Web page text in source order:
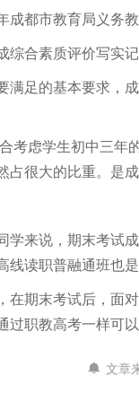
都市教育局义务教
合素质评价写实记
满足的基本要求，
考虑学生初中三年
占很大的比重。是
学来说，期末考试
线读职普融通班也
在期末考试后，面
过职教高考一样可
文章